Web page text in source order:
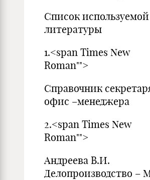
Список используемой
литературы
1.<span Times New
Roman"">
Справочник
офис –менеджера
2.<span Times New
Roman"">
Андреева В.И.
Делопроизводство –